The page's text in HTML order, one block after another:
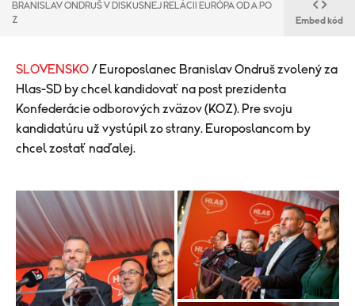
BRANISLAV ONDRUŠ V DISKUSNEJ RELÁCII EURÓPA OD A PO
Z
Embed kód
SLOVENSKO / Europoslanec Branislav Ondruš zvolený za
Hlas-SD by chcel kandidovať na post prezidenta
Konfederácie odborových zväzov (KOZ). Pre svoju
kandidatúru už vystúpil zo strany. Europoslancom by
chcel zostať naďalej.